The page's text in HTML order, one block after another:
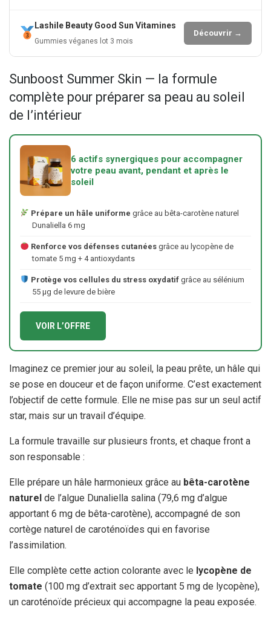
Lashile Beauty Good Sun Vitamines
Gummies véganes lot 3 mois
Découvrir →
Sunboost Summer Skin — la formule
complète pour préparer sa peau au soleil
de l’intérieur
6 actifs synergiques pour accompagner
votre peau avant, pendant et après le
soleil
Prépare un hâle uniforme grâce au bêta-carotène naturel
Dunaliella 6 mg
Renforce vos défenses cutanéesgrâce au lycopène de
tomate 5 mg + 4 antioxydants
Protège vos cellules du stress oxydatifgrâce au sélénium
55 μg de levure de bière
VOIR L’OFFRE
Imaginez ce premier jour au soleil, la peau prête, un hâle qui
se pose en douceur et de façon uniforme. C’est exactement
l’objectif de cette formule. Elle ne mise pas sur un seul actif
star, mais sur un travail d’équipe.
La formule travaille sur plusieurs fronts, et chaque front a
son responsable :
Elle prépare un hâle harmonieux grâce au bêta-carotène
naturel de l’algue Dunaliella salina (79,6 mg d’algue
apportant 6 mg de bêta-carotène), accompagné de son
cortège naturel de caroténoïdes qui en favorise
l’assimilation.
Elle complète cette action colorante avec le lycopène de
tomate (100 mg d’extrait sec apportant 5 mg de lycopène),
un caroténoïde précieux qui accompagne la peau exposée.